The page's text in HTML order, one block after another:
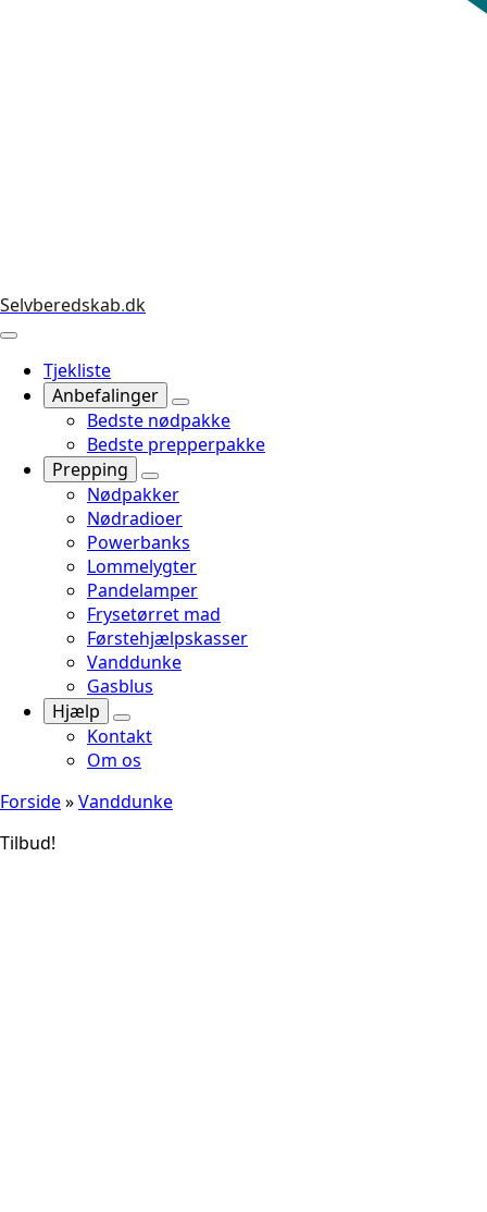
Selvberedskab.dk
Tjekliste
Anbefalinger
Bedste nødpakke
Bedste prepperpakke
Prepping
Nødpakker
Nødradioer
Powerbanks
Lommelygter
Pandelamper
Frysetørret mad
Førstehjælpskasser
Vanddunke
Gasblus
Hjælp
Kontakt
Om os
Forside»Vanddunke
Tilbud!